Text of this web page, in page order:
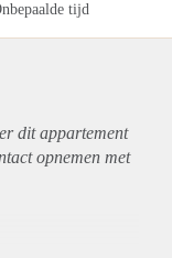
tijd
ditappartement
opnemen met